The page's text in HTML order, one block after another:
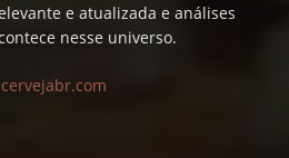
e atualizada e análises
nesse universo.